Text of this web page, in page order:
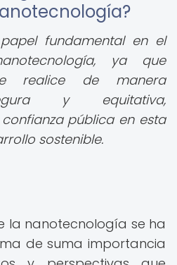
fundamental en el
ya que
realice de manera
y equitativa,
pública en esta
sostenible.
la nanotecnología se ha
de suma importancia